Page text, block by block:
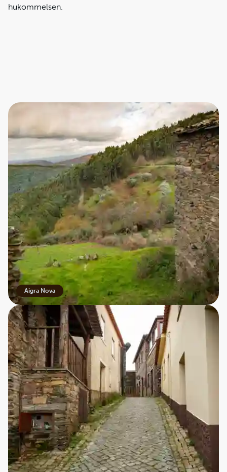
hukommelsen.
Skiferlandsbyen Aigra Nova – En rejse tilbage i tiden
En af de oplevelser, der virkelig gjorde indtryk på mig, var
besøget i skiferlandsbyen Aigra Nova. Det føles næsten
som at træde ind i en anden tidsalder – her, hvor tiden er
gået i stå. Man ser tydeligt, hvordan de lokale kæmper for
at bevare de gamle traditioner og vise os besøgende,
hvordan livet engang blev levet i bjergene. Og så var der
frokosten! Et festmåltid lavet af lokale råvarer, dyrket på
stedet og serveret ved lange borde, som vi sad bænket
ved side om side. Stemningen, maden og menneskene
Aigra Nova